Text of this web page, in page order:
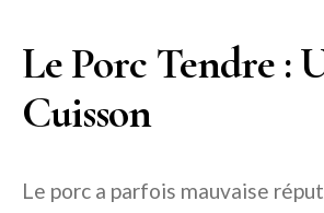
Le Porc Tendre :
Cuisson
Le porc a parfois mauvaise